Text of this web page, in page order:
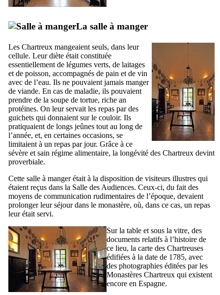
La salle à manger
Les Chartreux mangeaient seuls, dans leur
cellule. Leur diète était constituée
essentiellement de légumes verts, de laitages
et de poisson, accompagnés de pain et de vin
avec de l’eau. Ils ne pouvaient jamais manger
de viande. En cas de maladie, ils pouvaient
prendre de la soupe de tortue, riche an
protéines. On leur servait les repas par des
guichets qui donnaient sur le couloir. Ils
pratiquaient de longs jeûnes tout au long de
l’année, et, en certaines occasions, se
limitaient à un repas par jour. Grâce à ce
sévère et sain régime alimentaire, la longévité des Chartreux devint
proverbiale.
Cette salle à manger était à la disposition de visiteurs illustres qui
étaient reçus dans la Salle des Audiences. Ceux-ci, du fait des
moyens de communication rudimentaires de l’époque, devaient
prolonger leur séjour dans le monastère, où, dans ce cas, un repas
leur était servi.
Sur la table et sous la vitre, des
documents relatifs à l’histoire de
ce lieu, la carte des Chartreuses
édifiées à la date de 1785, avec
des photographies éditées par les
Monastères Chartreux qui existent
encore en Espagne.